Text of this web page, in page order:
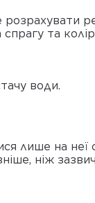
розрахувати
та колір
води.
лише на неї
ніж